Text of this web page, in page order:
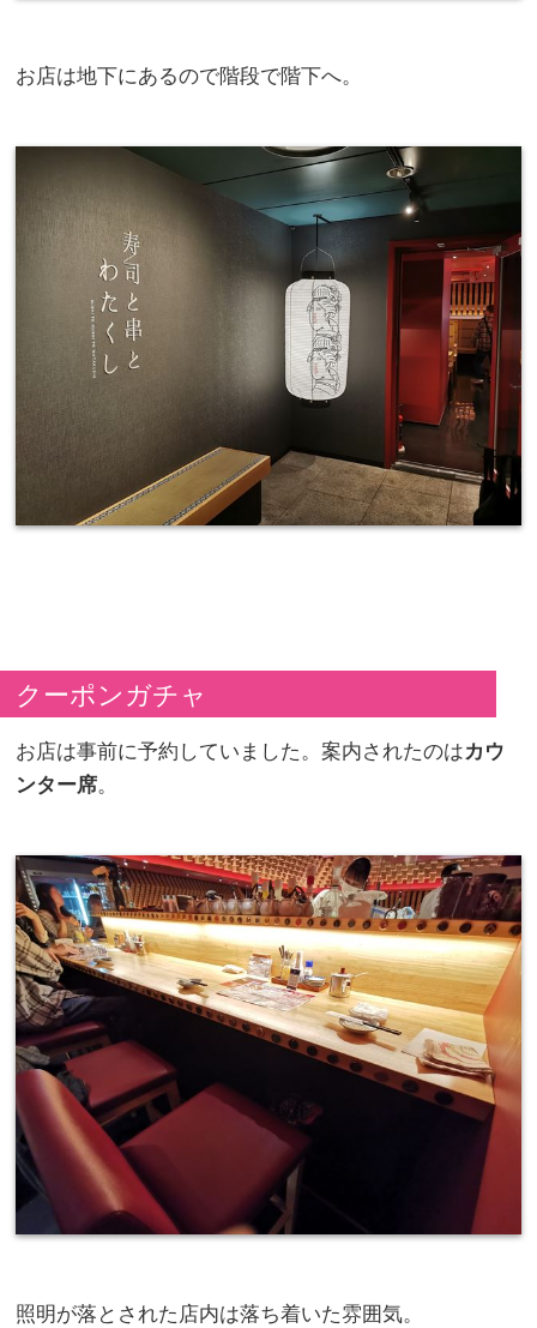
お店は地下にあるので階段で階下へ。
クーポンガチャ
お店は事前に予約していました。案内されたのはカウ
ンター席。
照明が落とされた店内は落ち着いた雰囲気。